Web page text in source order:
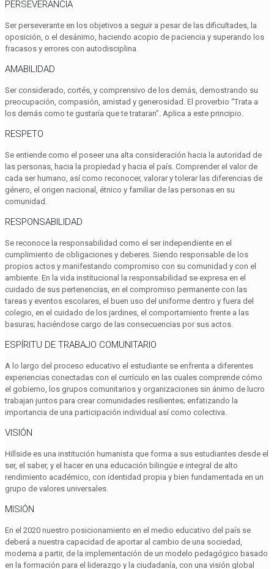
PERSEVERANCIA
Ser perseverante en los objetivos a seguir a pesar de las dificultades, la
oposición, o el desánimo, haciendo acopio de paciencia y superando los
fracasos y errores con autodisciplina.
AMABILIDAD
Ser considerado, cortés, y comprensivo de los demás, demostrando su
preocupación, compasión, amistad y generosidad. El proverbio “Trata a
los demás como te gustaría que te trataran”. Aplica a este principio.
RESPETO
Se entiende como el poseer una alta consideración hacia la autoridad de
las personas, hacia la propiedad y hacia el país. Comprender el valor de
cada ser humano, así como reconocer, valorar y tolerar las diferencias de
género, el origen nacional, étnico y familiar de las personas en su
comunidad.
RESPONSABILIDAD
Se reconoce la responsabilidad como el ser independiente en el
cumplimiento de obligaciones y deberes. Siendo responsable de los
propios actos y manifestando compromiso con su comunidad y con el
ambiente. En la vida institucional la responsabilidad se expresa en el
cuidado de sus pertenencias, en el compromiso permanente con las
tareas y eventos escolares, el buen uso del uniforme dentro y fuera del
colegio, en el cuidado de los jardines, el comportamiento frente a las
basuras; haciéndose cargo de las consecuencias por sus actos.
ESPÍRITU DE TRABAJO COMUNITARIO
A lo largo del proceso educativo el estudiante se enfrenta a diferentes
experiencias conectadas con el currículo en las cuales comprende cómo
el gobierno, los grupos comunitarios y organizaciones sin ánimo de lucro
trabajan juntos para crear comunidades resilientes; enfatizando la
importancia de una participación individual así como colectiva.
VISIÓN
Hillside es una institución humanista que forma a sus estudiantes desde el
ser, el saber, y el hacer en una educación bilingüe e integral de alto
rendimiento académico, con identidad propia y bien fundamentada en un
grupo de valores universales.
MISIÓN
En el 2020 nuestro posicionamiento en el medio educativo del país se
deberá a nuestra capacidad de aportar al cambio de una sociedad,
moderna a partir, de la implementación de un modelo pedagógico basado
en la formación para el liderazgo y la ciudadanía, con una visión global